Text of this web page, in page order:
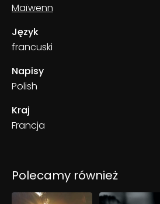
Maïwenn
Język
francuski
Napisy
Polish
Kraj
Francja
Polecamy również